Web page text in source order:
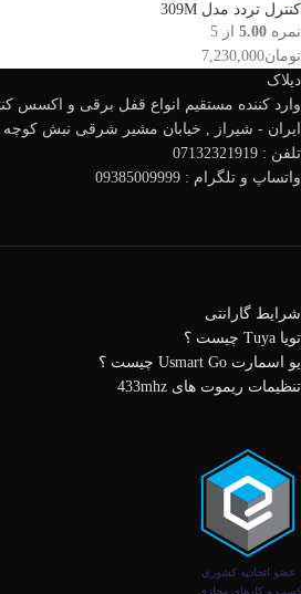
کنترل تردد مدل 309M
نمره 5.00 از 5
تومان7,230,000
دیلاک
وارد کننده مستقیم انواع قفل برقی و اکسس
ایران - شیراز , خیابان مشیر شرقی نبش کوچه 18 پلاک 1
تلفن : 07132321919
واتساپ و تلگرام : 09385009999
شرایط گارانتی
تویا Tuya چیست ؟
یو اسمارت Usmart Go چیست ؟
تنظیمات ریموت های 433mhz